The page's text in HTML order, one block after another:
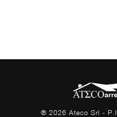
® 2026 Ateco Srl -